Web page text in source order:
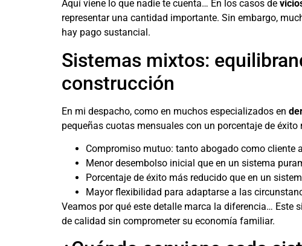
Aquí viene lo que nadie te cuenta… En los casos de
representar una cantidad importante. Sin embargo,
hay pago sustancial.
Sistemas mixtos:
construcción
En mi despacho, como en muchos especializados en
pequeñas cuotas mensuales con un porcentaje de
Compromiso mutuo: tanto abogado como cliente
Menor desembolso inicial que en un sistema
Porcentaje de éxito más reducido que en un
Mayor flexibilidad para adaptarse a las
Veamos por qué este detalle marca la diferencia… Este
de calidad sin comprometer su economía familiar.